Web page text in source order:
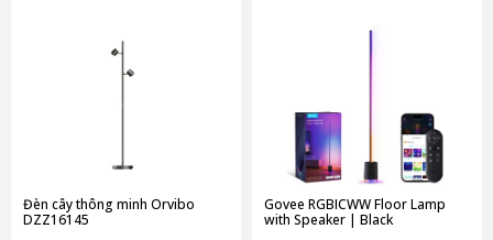
Đèn cây thông minh Orvibo
DZZ16145
Govee RGBICWW Floor Lamp
with Speaker | Black